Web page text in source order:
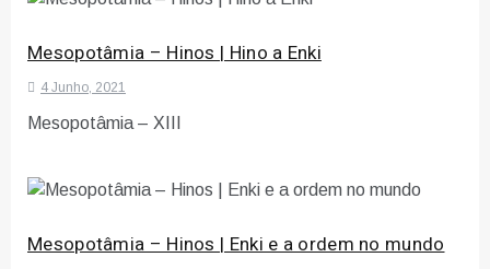
Mesopotâmia – Hinos | Hino a Enki
4 Junho, 2021
Mesopotâmia – XIII
Mesopotâmia – Hinos | Enki e a ordem no mundo